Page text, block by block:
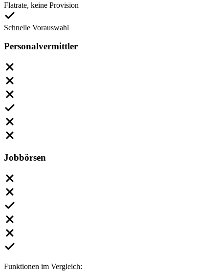
Flatrate, keine Provision
Schnelle Vorauswahl
Personalvermittler
Jobbörsen
Funktionen im Vergleich: